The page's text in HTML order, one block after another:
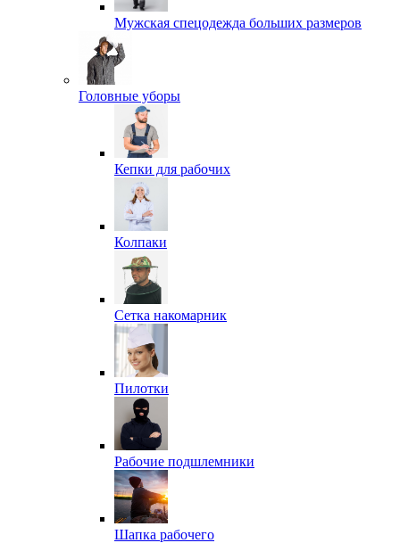
Мужская спецодежда больших размеров
Головные уборы
Кепки для рабочих
Колпаки
Сетка накомарник
Пилотки
Рабочие подшлемники
Шапка рабочего